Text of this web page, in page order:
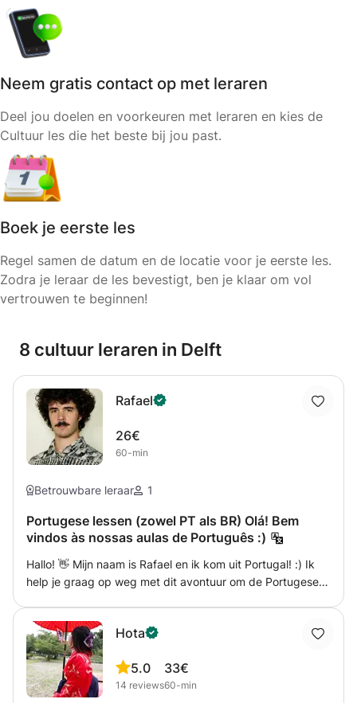
Neem gratis contact op met leraren
Deel jou doelen en voorkeuren met leraren en kies de
Cultuur les die het beste bij jou past.
Boek je eerste les
Regel samen de datum en de locatie voor je eerste les.
Zodra je leraar de les bevestigt, ben je klaar om vol
vertrouwen te beginnen!
8 cultuur leraren in Delft
Rafael
26€
60-min
Betrouwbare leraar 1
Portugese lessen (zowel PT als BR) Olá! Bem
vindos às nossas aulas de Português :)
Hallo! 👋 Mijn naam is Rafael en ik kom uit Portugal! :) Ik
help je graag op weg met dit avontuur om de Portugese
beide culturen. Mijn lessen zijn afgestemd op de
behoeften van mijn studenten. Ik heb de ervaring en
vaardigheden om conversatielessen en/of meer
gestructureerde lessen gericht op grammatica te geven.
Hota
5.0
14 reviews
33€
60-min